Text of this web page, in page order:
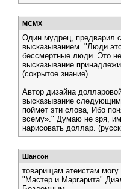
MCMX
Один мудрец, предварил
высказыванием. "Люди
бессмертные люди. Это
высказывание
(сокрытое знание)
Автор дизайна
высказывание следующим
поймет эти слова, Ибо
всему»." Думаю не зря,
нарисовать доллар.
Шансон
товарищам атеистам могу
"Мастер и